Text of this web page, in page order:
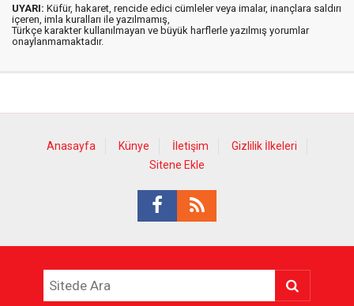
UYARI: Küfür, hakaret, rencide edici cümleler veya imalar, inançlara saldırı
içeren, imla kuralları ile yazılmamış,
Türkçe karakter kullanılmayan ve büyük harflerle yazılmış yorumlar
onaylanmamaktadır.
Anasayfa Künye İletişim
Gizlilik İlkeleri
Sitene Ekle